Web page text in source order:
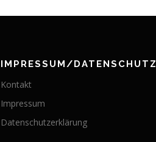
IMPRESSUM/DATENSCHUTZ
Kontakt
Impressum
Datenschutzerklärung